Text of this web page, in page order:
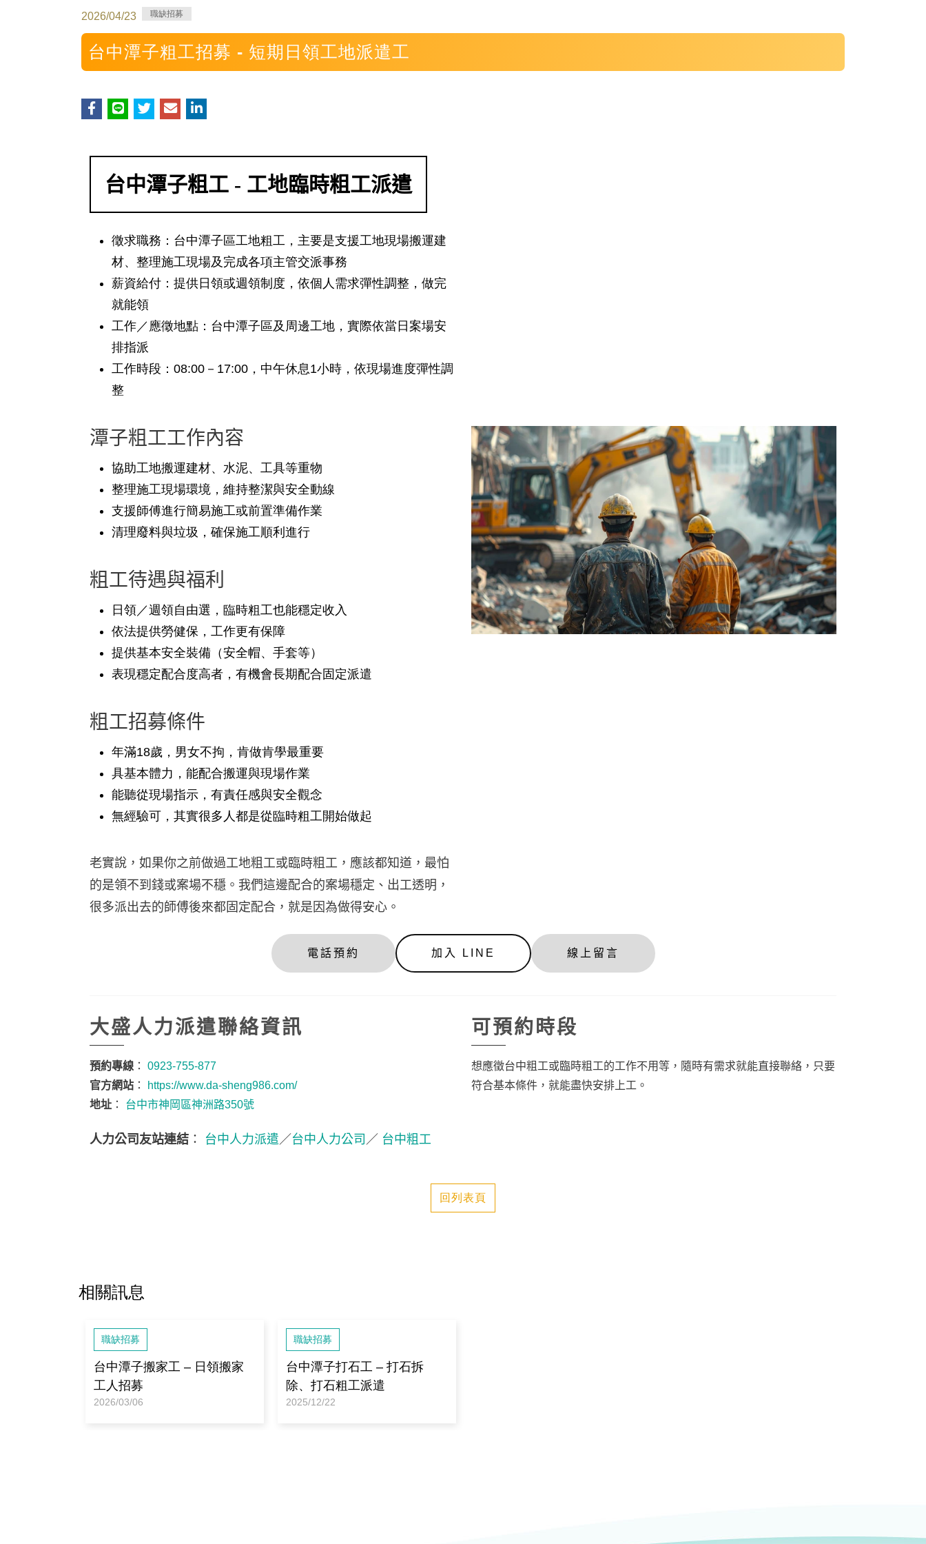
2026/04/23 職缺招募
台中潭子粗工招募 - 短期日領工地派遣工
台中潭子粗工 - 工地臨時粗工派遣
徵求職務 ：台中潭子區工地粗工，主要是支援工地現場搬運建
材、整理施工現場及完成各項主管交派事務
薪資給付 ：提供日領或週領制度，依個人需求彈性調整，做完
就能領
工作／應徵地點 ：台中潭子區及周邊工地，實際依當日案場安
排指派
工作時段 ：08:00－17:00，中午休息1小時，依現場進度彈性調
整
潭子粗工工作內容
協助工地搬運建材、水泥、工具等重物
整理施工現場環境，維持整潔與安全動線
支援師傅進行簡易施工或前置準備作業
清理廢料與垃圾，確保施工順利進行
粗工待遇與福利
日領／週領自由選，臨時粗工也能穩定收入
依法提供勞健保，工作更有保障
提供基本安全裝備（安全帽、手套等）
表現穩定配合度高者，有機會長期配合固定派遣
粗工招募條件
年滿18歲，男女不拘，肯做肯學最重要
具基本體力，能配合搬運與現場作業
能聽從現場指示，有責任感與安全觀念
無經驗可，其實很多人都是從臨時粗工開始做起
老實說，如果你之前做過工地粗工或臨時粗工，應該都知道，最怕
的是領不到錢或案場不穩。我們這邊配合的案場穩定、出工透明，
很多派出去的師傅後來都固定配合，就是因為做得安心。
電話預約 加入 LINE 線上留言
大盛人力派遣聯絡資訊
預約專線 ： 0923-755-877
官方網站 ：
https://www.da-sheng986.com/
地址 ： 台中市神岡區神洲路350號
可預約時段
想應徵台中粗工或臨時粗工的工作不用等，隨時有需求就能直接聯絡，只要
符合基本條件，就能盡快安排上工。
人力公司友站連結 ： 台中人力派遣／ 台中人力公司 ／ 台中粗工
回列表頁
相關訊息
職缺招募
台中潭子搬家工 – 日領搬家
工人招募
2026/03/06
職缺招募
台中潭子打石工 – 打石拆
除、打石粗工派遣
2025/12/22